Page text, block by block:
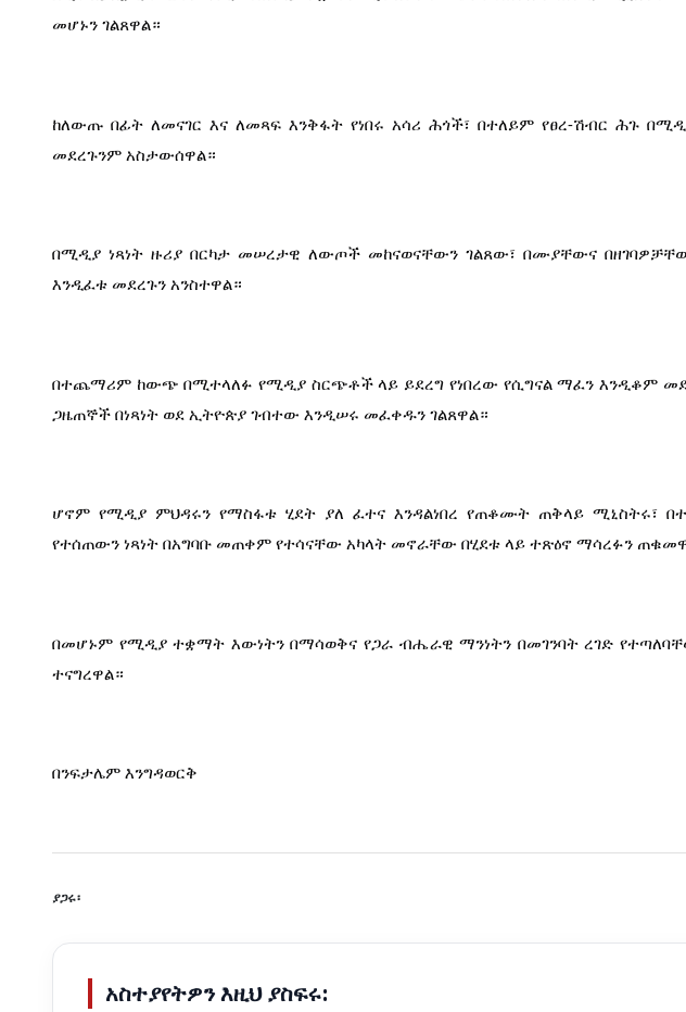
መሆኑን ገልጸዋል።
ከለውጡ በፊት ለመናገር እና ለመጻፍ እንቅፋት የነበሩ አሳሪ ሕጎች፣ በተለይም የፀረ-ሽብር ሕጉ
መደረጉንም አስታውሰዋል።
በሚዲያ ነጻነት ዙሪያ በርካታ መሠረታዊ ለውጦች መከናወናቸውን ገልጸው፣ በሙያቸውና
እንዲፈቱ መደረጉን አንስተዋል።
በተጨማሪም ከውጭ በሚተላለፉ የሚዲያ ስርጭቶች ላይ ይደረግ የነበረው የሲግናል ማፈን እንዲቆም
ጋዜጠኞች በነጻነት ወደ ኢትዮጵያ ገብተው እንዲሠሩ መፈቀዱን ገልጸዋል።
ሆኖም የሚዲያ ምህዳሩን የማስፋቱ ሂደት ያለ ፈተና እንዳልነበረ የጠቆሙት ጠቅላይ ሚኒስትሩ፣
የተሰጠውን ነጻነት በአግባቡ መጠቀም የተሳናቸው አካላት መኖራቸው በሂደቱ ላይ ተጽዕኖ ማሳረፉን
በመሆኑም የሚዲያ ተቋማት እውነትን በማሳወቅና የጋራ ብሔራዊ ማንነትን በመገንባት ረገድ
ተናግረዋል።
በንፍታሌም እንግዳወርቅ
ያጋሩ፡
አስተያየትዎን እዚህ ያስፍሩ: